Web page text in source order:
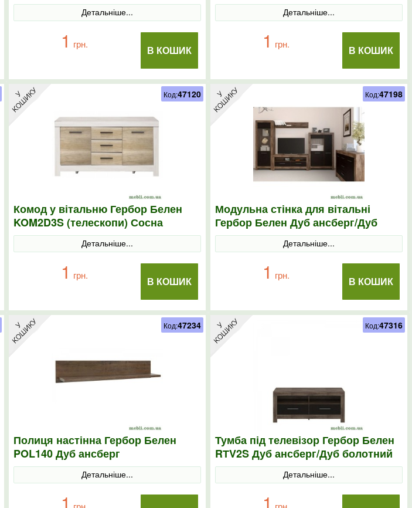
Детальніше...
В КОШИК
1 грн.
Детальніше...
В КОШИК
1 грн.
Комод у вітальню Гербор Белен
KOM2D3S (телескопи) Сосна
каньйон/Дуб корабельний
Детальніше...
В КОШИК
1 грн.
Код:47120
Модульна стінка для вітальні
Гербор Белен Дуб ансберг/Дуб
болотний коричневий
Детальніше...
В КОШИК
1 грн.
Код:47198
Полиця настінна Гербор Белен
POL140 Дуб ансберг
Детальніше...
1
Код:47234
Тумба під телевізор Гербор Белен
RТV2S Дуб ансберг/Дуб болотний
коричневий Детальніше...
1
Код:47316